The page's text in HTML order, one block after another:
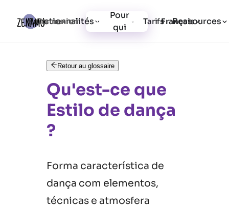
Fonctionnalités
Pour
qui
Tarifs Ressources
Connexion Inscription Français
Retour au glossaire
Qu'est-ce que
Estilo de dança
?
Forma característica de
dança com elementos,
técnicas e atmosfera